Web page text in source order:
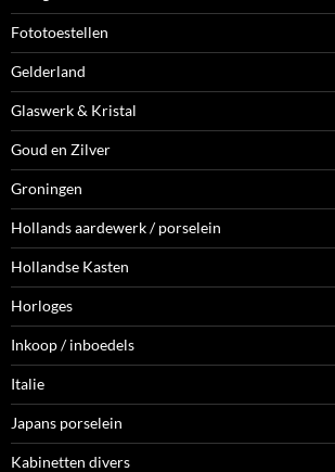
Fototoestellen
Gelderland
Glaswerk & Kristal
Goud en Zilver
Groningen
Hollands aardewerk / porselein
Hollandse Kasten
Horloges
Inkoop / inboedels
Italie
Japans porselein
Kabinetten divers